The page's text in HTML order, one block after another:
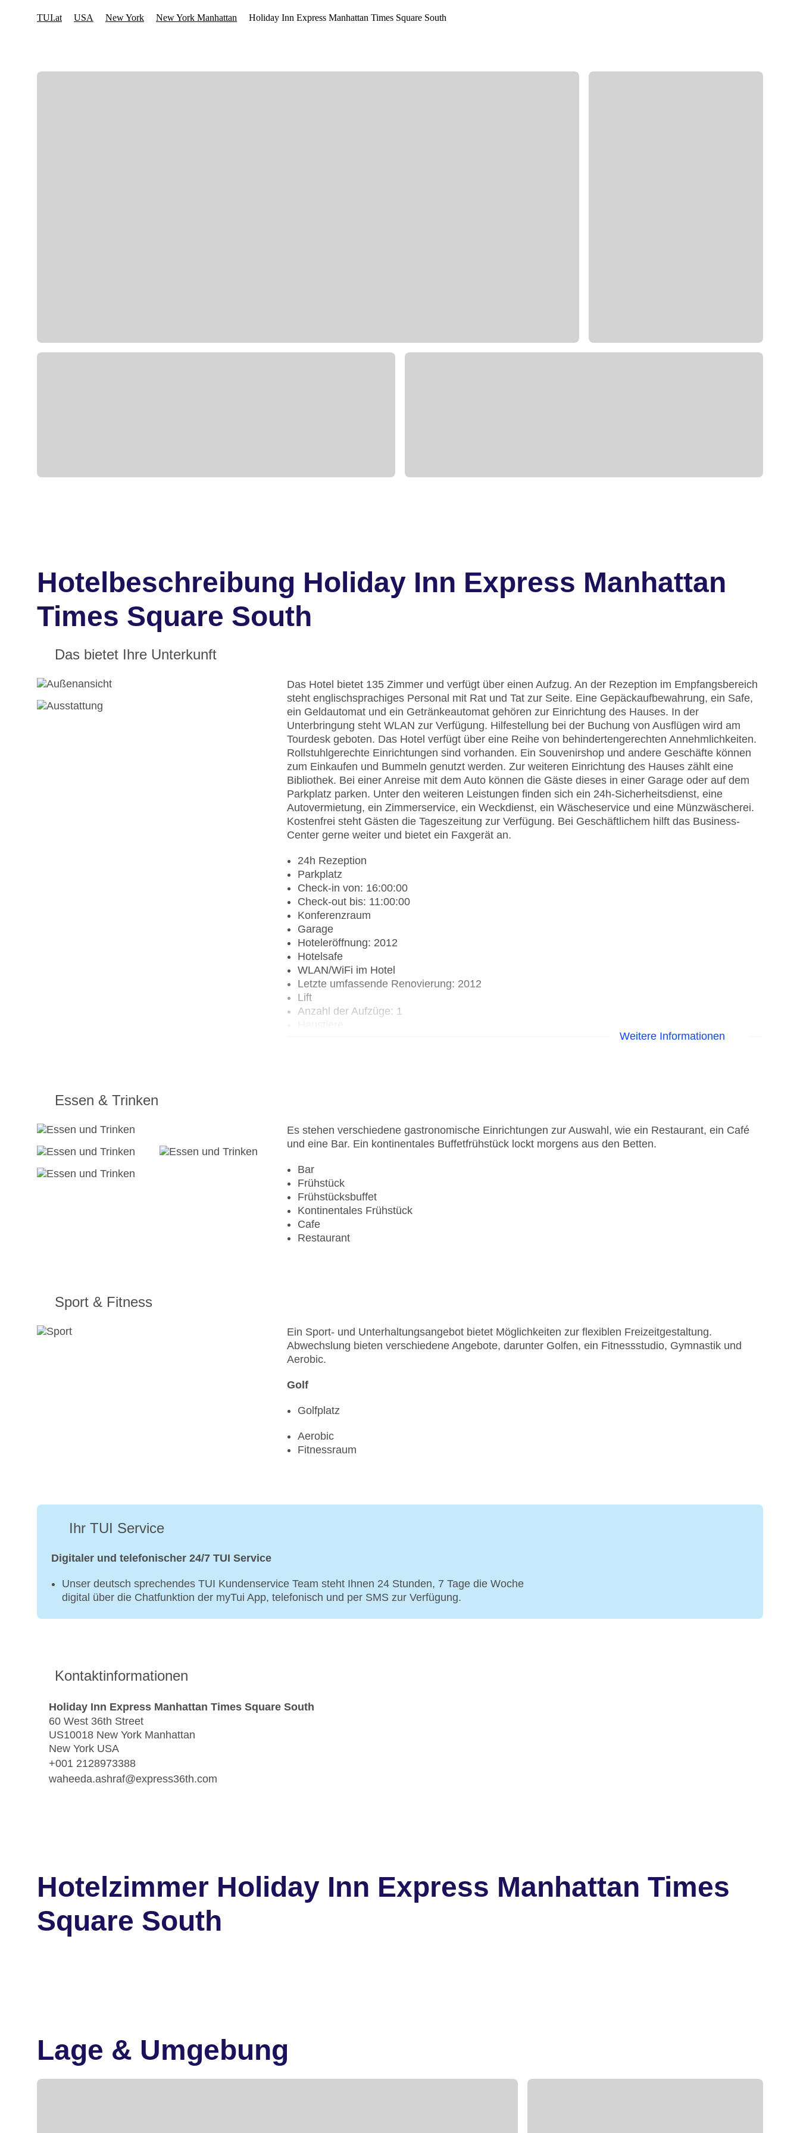
Hotelbeschreibung Holiday Inn Express Manhattan
Times Square South
Das bietet Ihre Unterkunft
Das Hotel bietet 135 Zimmer und verfügt über einen Aufzug. An der Rezeption im Empfangsbereich
steht englischsprachiges Personal mit Rat und Tat zur Seite. Eine Gepäckaufbewahrung, ein Safe,
ein Geldautomat und ein Getränkeautomat gehören zur Einrichtung des Hauses. In der
Unterbringung steht WLAN zur Verfügung. Hilfestellung bei der Buchung von Ausflügen wird am
Tourdesk geboten. Das Hotel verfügt über eine Reihe von behindertengerechten Annehmlichkeiten.
Rollstuhlgerechte Einrichtungen sind vorhanden. Ein Souvenirshop und andere Geschäfte können
zum Einkaufen und Bummeln genutzt werden. Zur weiteren Einrichtung des Hauses zählt eine
Bibliothek. Bei einer Anreise mit dem Auto können die Gäste dieses in einer Garage oder auf dem
Parkplatz parken. Unter den weiteren Leistungen finden sich ein 24h-Sicherheitsdienst, eine
Autovermietung, ein Zimmerservice, ein Weckdienst, ein Wäscheservice und eine Münzwäscherei.
Kostenfrei steht Gästen die Tageszeitung zur Verfügung. Bei Geschäftlichem hilft das Business-
Center gerne weiter und bietet ein Faxgerät an.
24h Rezeption
Parkplatz
Check-in von: 16:00:00
Check-out bis: 11:00:00
Konferenzraum
Garage
Hoteleröffnung: 2012
Hotelsafe
WLAN/WiFi im Hotel
Letzte umfassende Renovierung: 2012
Lift
Anzahl der Aufzüge: 1
Weitere Informationen
Essen & Trinken
Es stehen verschiedene gastronomische Einrichtungen zur Auswahl, wie ein Restaurant, ein Café
und eine Bar. Ein kontinentales Buffetfrühstück lockt morgens aus den Betten.
Bar
Frühstück
Frühstücksbuffet
Kontinentales Frühstück
Cafe
Restaurant
Sport & Fitness
Ein Sport- und Unterhaltungsangebot bietet Möglichkeiten zur flexiblen Freizeitgestaltung.
Abwechslung bieten verschiedene Angebote, darunter Golfen, ein Fitnessstudio, Gymnastik und
Aerobic.
Golf
Golfplatz
Aerobic
Fitnessraum
Ihr TUI Service
Digitaler und telefonischer 24/7 TUI Service
Unser deutsch sprechendes TUI Kundenservice Team steht Ihnen 24 Stunden, 7 Tage die Woche
digital über die Chatfunktion der myTui App, telefonisch und per SMS zur Verfügung.
Kontaktinformationen
Holiday Inn Express Manhattan Times Square South
60 West 36th Street
US10018 New York Manhattan
New York USA
+001 2128973388
waheeda.ashraf@express36th.com
Hotelzimmer Holiday Inn Express Manhattan Times
Square South
Lage & Umgebung